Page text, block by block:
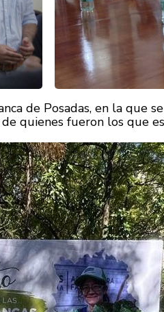
de Posadas, en la que
quienes fueron los que